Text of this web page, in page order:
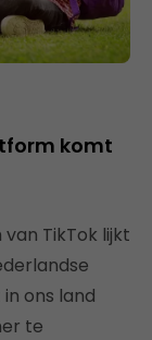
komt
TikTok lijkt
ons land
te